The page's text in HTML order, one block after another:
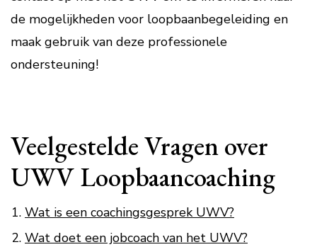
de mogelijkheden voor loopbaanbegeleiding en
maak gebruik van deze professionele
ondersteuning!
Veelgestelde Vragen over
UWV Loopbaancoaching
Wat is een coachingsgesprek UWV?
Wat doet een jobcoach van het UWV?